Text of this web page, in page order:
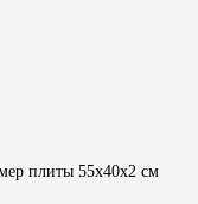
плиты 55х40х2 см